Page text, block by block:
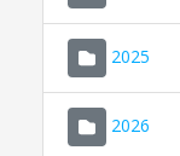
2025
2026